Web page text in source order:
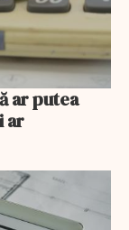
ar putea
ar